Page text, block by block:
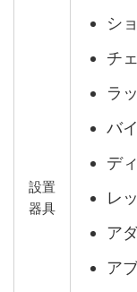
設置
器具
シ
チ
ラ
バ
デ
レ
ア
ア